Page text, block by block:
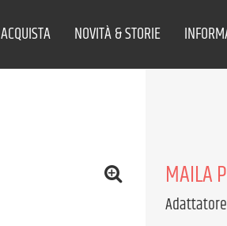
ACQUISTA NOVITÀ & STORIE
MAILA
Adattatore